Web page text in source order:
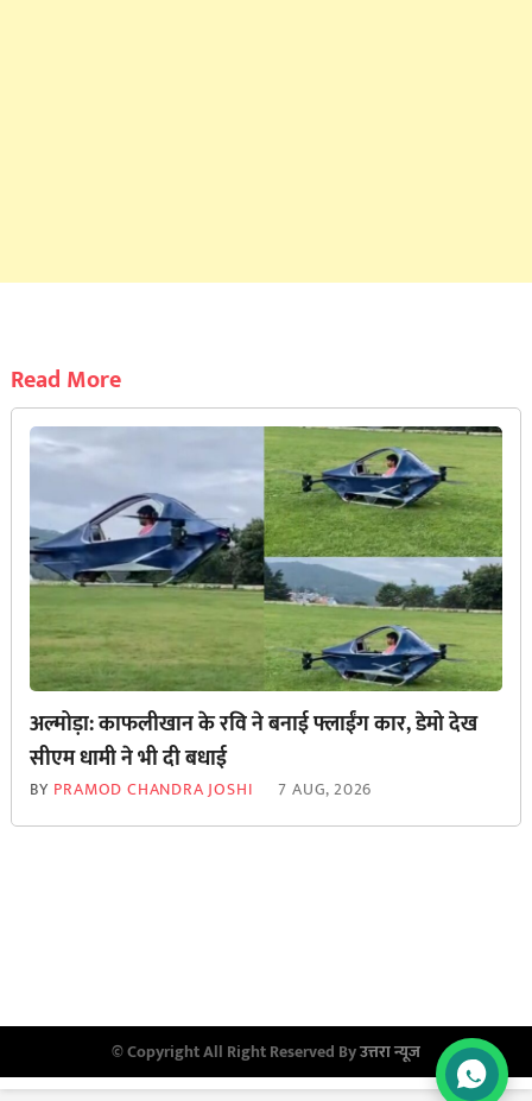
Read More
अल्मोड़ा: काफलीखान के रवि ने बनाई फ्लाईंग कार, डेमो देख
सीएम धामी ने भी दी बधाई
BY PRAMOD CHANDRA JOSHI 7 AUG, 2026
© Copyright All Right Reserved Byउत्तरा न्यूज